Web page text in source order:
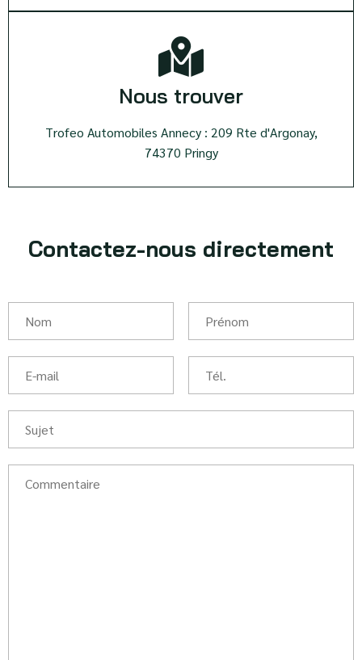
Nous trouver
Trofeo Automobiles Annecy : 209 Rte d'Argonay,
74370 Pringy
Contactez-nous directement